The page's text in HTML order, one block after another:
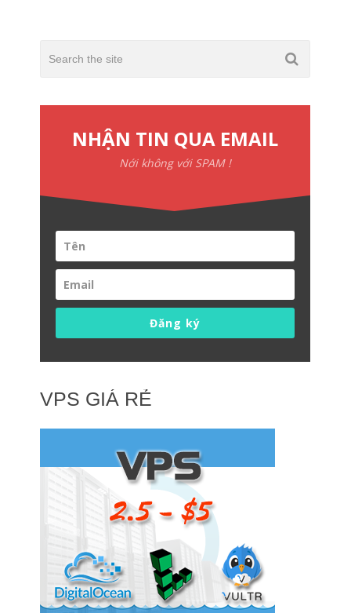
NHẬN TIN QUA EMAIL
Nới không với SPAM !
Đăng ký
VPS GIÁ RẺ